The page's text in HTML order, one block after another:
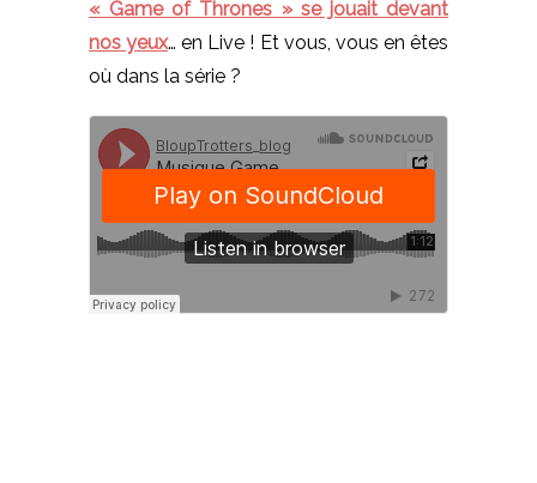
« Game of Thrones » se jouait devant
nos yeux… en Live ! Et vous, vous en êtes
où dans la série ?